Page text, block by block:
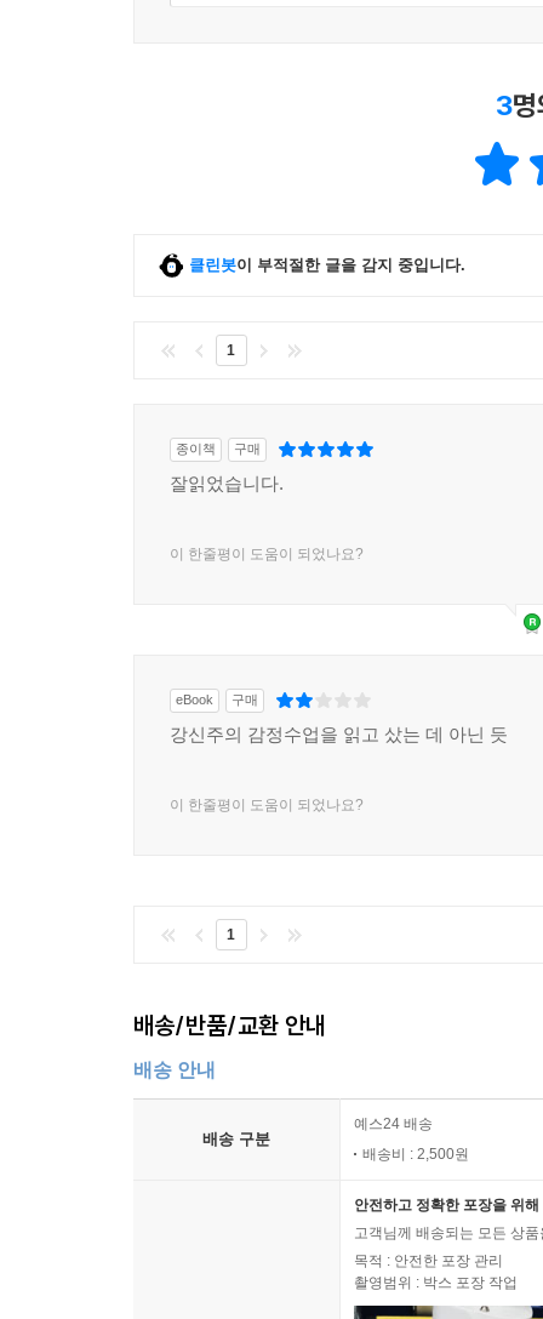
3
클린봇이 부적절한 글을 감지 중입니다.
1
종이책 구매
잘읽었습니다.
이 한줄평이 도움이 되었나요?
eBook 구매
강신주의 감정수업을 읽고 샀는 데 아닌 듯
이 한줄평이 도움이 되었나요?
1
배송/반품/교환 안내
배송 안내
배송 구분
예스24 배송
배송비 : 2,500원
안전하고 정확한 포장을 위
고객님께 배송되는 모든 상
목적 : 안전한 포장 관리
촬영범위 : 박스 포장 작업